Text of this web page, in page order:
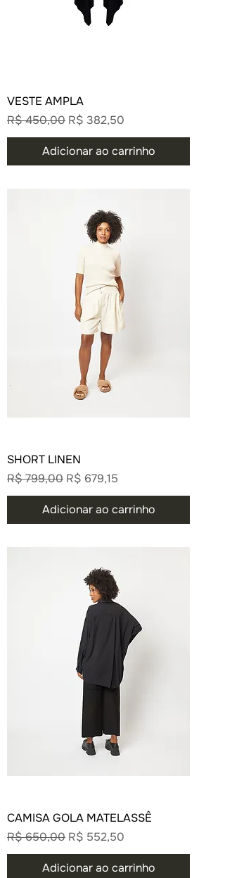
VESTE AMPLA
Preço normal
R$ 450,00 Preço promocional
R$ 382,50
Adicionar ao carrinho
SHORT LINEN
Preço normal
R$ 799,00 Preço promocional
R$ 679,15
Adicionar ao carrinho
CAMISA GOLA MATELASSÊ
Preço normal
R$ 650,00 Preço promocional
R$ 552,50
Adicionar ao carrinho